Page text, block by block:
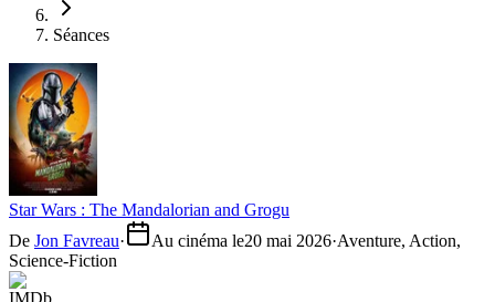
Séances
Star Wars : The Mandalorian and Grogu
De Jon Favreau· Au cinéma le20 mai 2026·Aventure, Action,
Science-Fiction